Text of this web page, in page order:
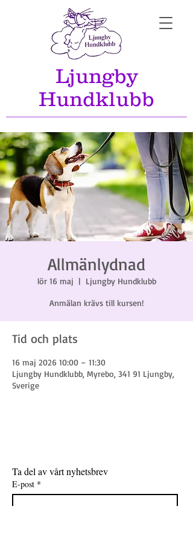
Ljungby
Hundklubb
Allmänlydnad
lör 16 maj
  |
Ljungby Hundklubb
Anmälan krävs till kursen!
Tid och plats
16 maj 2026 10:00 – 11:30
Ljungby Hundklubb, Myrebo, 341 91 Ljungby,
Sverige
Ta del av vårt nyhetsbrev
E-post *